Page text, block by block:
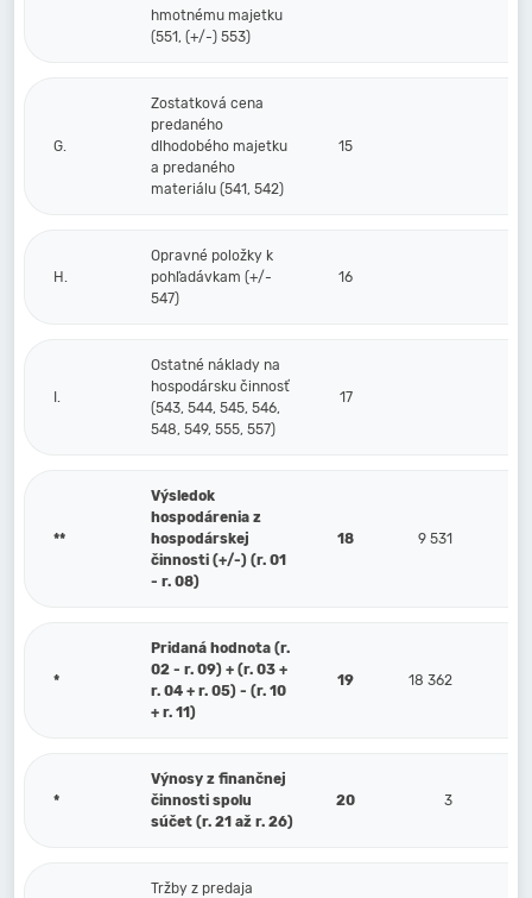
hmotnému majetku
(551, (+/-) 553)
G.
Zostatková cena
predaného
dlhodobého majetku
a predaného
materiálu (541, 542)
15
H.
Opravné položky k
pohľadávkam (+/-
547)
16
I.
Ostatné náklady na
hospodársku činnosť
(543, 544, 545, 546,
548, 549, 555, 557)
17
**
Výsledok
hospodárenia z
hospodárskej
činnosti (+/-) (r. 01
- r. 08)
18 9 531
*
Pridaná hodnota (r.
02 - r. 09) + (r. 03 +
r. 04 + r. 05) - (r. 10
+ r. 11)
19 18 362
*
Výnosy z finančnej
činnosti spolu
súčet (r. 21 až r. 26)
20 3
Tržby z predaja